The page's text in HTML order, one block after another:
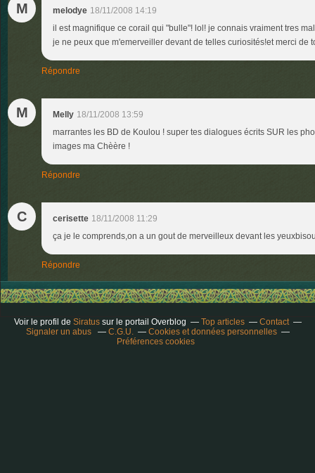
M melodye 18/11/2008 14:19
il est magnifique ce corail qui "bulle"! lol! je connais vraiment tres
je ne peux que m'emerveiller devant de telles curiosités!et merci de
Répondre
M Melly 18/11/2008 13:59
marrantes les BD de Koulou ! super tes dialogues écrits SUR les
images ma Chèère !
Répondre
C cerisette 18/11/2008 11:29
ça je le comprends,on a un gout de merveilleux devant les
Répondre
Voir le profil de Siratussur le portail Overblog Top articles
Contact
Signaler un abus
C.G.U.
Cookies et données personnelles
Préférences cookies